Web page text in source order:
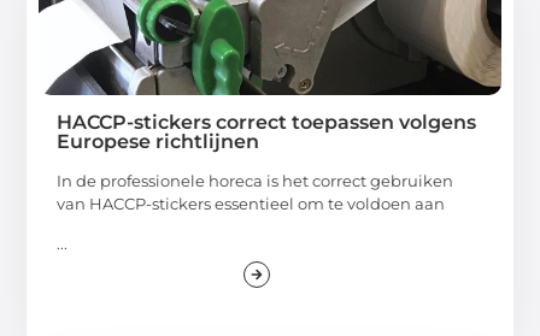
HACCP-stickers correct toepassen volgens
Europese richtlijnen
In de professionele horeca is het correct gebruiken
van HACCP-stickers essentieel om te voldoen aan
...